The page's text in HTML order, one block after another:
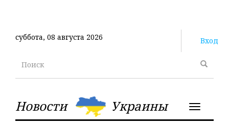
содержанию
суббота, 08 августа 2026 Вход
Поиск
Новости Украины
Toggle